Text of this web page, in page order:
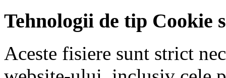
Tehnologii de tip Cookie
Aceste fisiere sunt strict